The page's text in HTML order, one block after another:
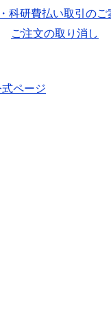
科研費払い取引のご
ご注文の取り消し
ページ